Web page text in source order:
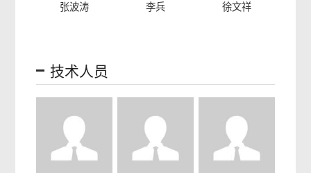
张波涛 李兵 徐文祥
技术人员